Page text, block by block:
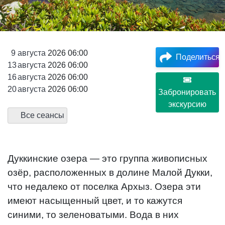
9 августа 2026 06:00
13августа 2026 06:00
16августа 2026 06:00
20августа 2026 06:00
Все сеансы
Поделиться
Забронировать
экскурсию
Дуккинские озера — это группа живописных
озёр, расположенных в долине Малой Дукки,
что недалеко от поселка Архыз. Озера эти
имеют насыщенный цвет, и то кажутся
синими, то зеленоватыми. Вода в них